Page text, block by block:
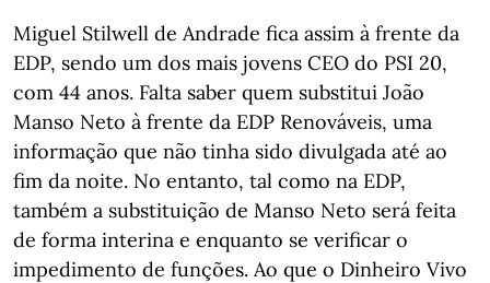
Miguel Stilwell de Andrade fica assim à frente da
EDP, sendo um dos mais jovens CEO do PSI 20,
com 44 anos. Falta saber quem substitui João
Manso Neto à frente da EDP Renováveis, uma
informação que não tinha sido divulgada até ao
fim da noite. No entanto, tal como na EDP,
também a substituição de Manso Neto será feita
de forma interina e enquanto se verificar o
impedimento de funções. Ao que o Dinheiro Vivo